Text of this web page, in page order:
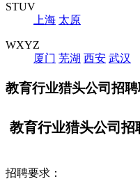
STUV
上海 太原
WXYZ
厦门 芜湖 西安 武汉
教育行业猎头公司招
教育行业猎头公司
招聘要求：